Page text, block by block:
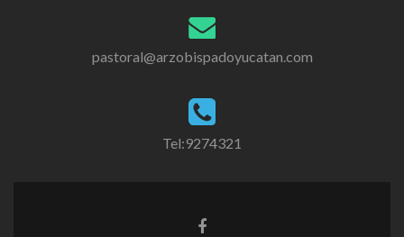
pastoral@arzobispadoyucatan.com
Tel:9274321